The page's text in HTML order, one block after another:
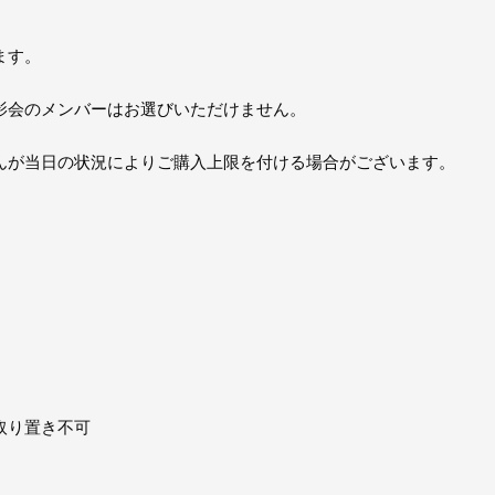
。
のメンバーはお選びいただけません。
当日の状況によりご購入上限を付ける場合がございます。
り置き不可